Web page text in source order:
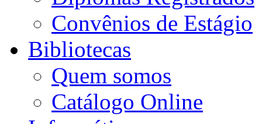
Convênios de Estágio
Bibliotecas
Quem somos
Catálogo Online